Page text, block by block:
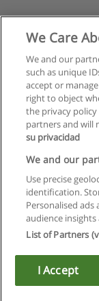
Copyright ©
We Care
We and our
such as unique
accept or
right to object
the privacy policy
partners and will
su privacidad
We and our
Use precise
identification.
Personalised
audience
List of Partners
I Accept